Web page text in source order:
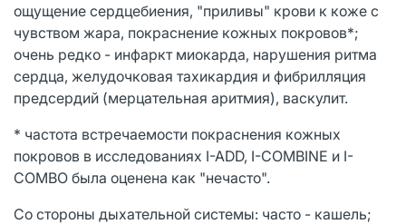
ощущение сердцебиения, "приливы" крови к коже с
чувством жара, покраснение кожных покровов*;
очень редко - инфаркт миокарда, нарушения ритма
сердца, желудочковая тахикардия и фибрилляция
предсердий (мерцательная аритмия), васкулит.
* частота встречаемости покраснения кожных
покровов в исследованиях I-ADD, I-COMBINE и I-
COMBO была оценена как "нечасто".
Со стороны дыхательной системы: часто - кашель;